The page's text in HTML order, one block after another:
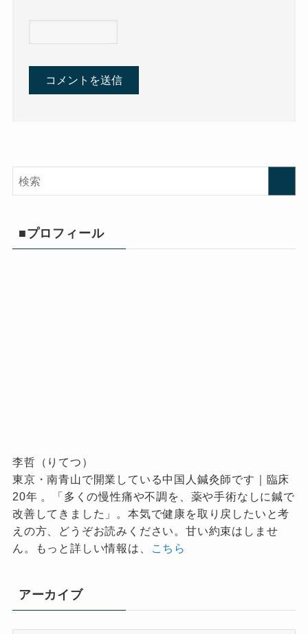
■プロフィール
李哲（りてつ）
東京・南青山で開業している中国人鍼灸師です｜臨床
20年 。「多くの慢性痛や不調を、薬や手術なしに鍼で
改善してきました」。本気で健康を取り戻したいと考
えの方、どうぞお読みください。甘い約束はしませ
ん。もっと詳しい情報は、
こちら
アーカイブ